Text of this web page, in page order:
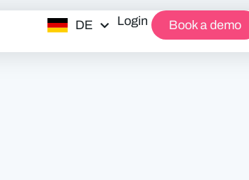
DE Login Book a demo